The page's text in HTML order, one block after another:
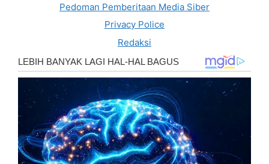
Pedoman Pemberitaan Media Siber
Privacy Police
Redaksi